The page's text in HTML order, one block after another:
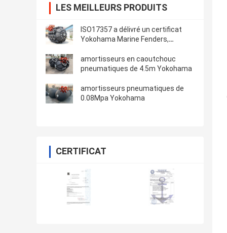
LES MEILLEURS PRODUITS
ISO17357 a délivré un certificat
Yokohama Marine Fenders,
pneumatique
amortisseurs en caoutchouc
pneumatiques de 4.5m Yokohama
amortisseurs pneumatiques de
0.08Mpa Yokohama
CERTIFICAT